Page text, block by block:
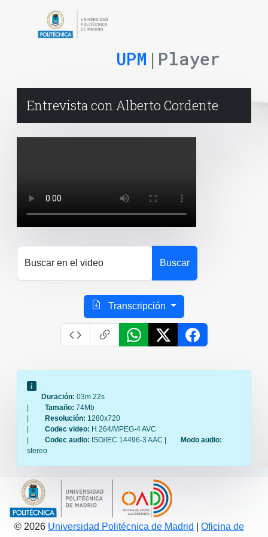
UPM |Player
Entrevista con Alberto Cordente
Buscar en el video Buscar
Transcripción
Duración: 03m 22s
|
Tamaño: 74Mb
|
Resolución: 1280x720
|
Codec video: H.264/MPEG-4 AVC
|
Codec audio: ISO/IEC 14496-3 AAC |
Modo audio:
stereo
© 2026 Universidad Politécnica de Madrid
Oficina de